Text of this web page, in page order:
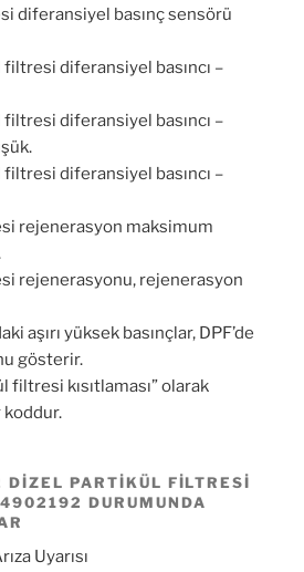
diferansiyel basınç sensörü
diferansiyel basıncı –
diferansiyel basıncı –
diferansiyel basıncı –
rejenerasyon maksimum
rejenerasyonu, rejenerasyon
aşırı yüksek basınçlar, DPF’de
gösterir.
filtresi kısıtlaması” olarak
koddur.
DIZEL PARTIKÜL FILTRESI
DURUMUNDA
Uyarısı